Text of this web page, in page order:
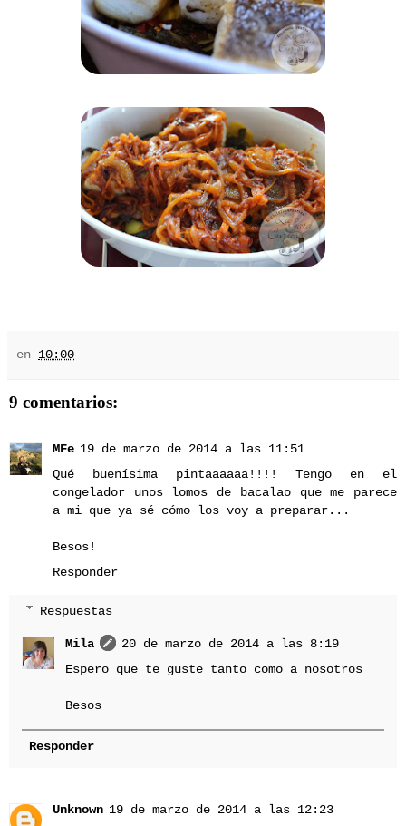
en 10:00
9 comentarios:
MFe 19 de marzo de 2014 a las 11:51
Qué buenísima pintaaaaaa!!!! Tengo en el
congelador unos lomos de bacalao que me parece
a mi que ya sé cómo los voy a preparar...
Besos!
Responder
Respuestas
Mila
20 de marzo de 2014 a las 8:19
Espero que te guste tanto como a nosotros
Besos
Responder
Unknown 19 de marzo de 2014 a las 12:23